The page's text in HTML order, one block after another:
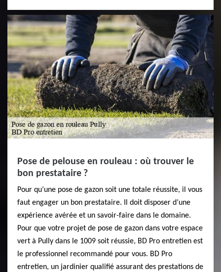
Pose de pelouse en rouleau : où trouver le
bon prestataire ?
Pour qu’une pose de gazon soit une totale réussite, il vous
faut engager un bon prestataire. Il doit disposer d’une
expérience avérée et un savoir-faire dans le domaine.
Pour que votre projet de pose de gazon dans votre espace
vert à Pully dans le 1009 soit réussie, BD Pro entretien est
le professionnel recommandé pour vous. BD Pro
entretien, un jardinier qualifié assurant des prestations de